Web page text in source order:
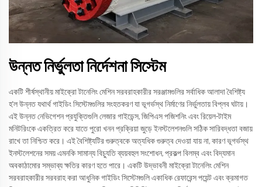
উন্নত নির্ভুলতা নির্দেশনা সিস্টেম
একটি শীর্ষস্থানীয় মাইক্রো টানেলিং মেশিন সরবরাহকারীর সরঞ্জামগুলির সর্বাধিক আলাদা বৈশিষ্ট্য
হ'ল উন্নত যথার্থ গাইডিং সিস্টেমগুলির সংহতকরণ যা ভূগর্ভস্থ নির্মাণের নির্ভুলতায় বিপ্লব ঘটায়।
এই উন্নত নেভিগেশন প্রযুক্তিগুলি লেজার গাইডেন্স, জিপিএস পজিশনিং এবং রিয়েল-টাইম
মনিটরিংকে একত্রিত করে যাতে পুরো খনন প্রক্রিয়া জুড়ে ইনস্টলেশনগুলি সঠিক সারিবদ্ধতা বজায়
রাখে তা নিশ্চিত করে। এই বৈশিষ্ট্যটির গুরুত্বকে অত্যধিক গুরুত্ব দেওয়া যায় না, কারণ ভূগর্ভস্থ
ইনস্টলেশনের সময় এমনকি সামান্য বিচ্যুতি ব্যয়বহুল সংশোধন, প্রকল্প বিলম্ব এবং বিদ্যমান
অবকাঠামোর সম্ভাব্য ক্ষতির কারণ হতে পারে। একটি উদ্ভাবনী মাইক্রো টানেলিং মেশিন
সরবরাহকারীর সরবরাহ করা আধুনিক গাইডিং সিস্টেমগুলি একাধিক রেফারেন্স পয়েন্ট এবং ক্রমাগত